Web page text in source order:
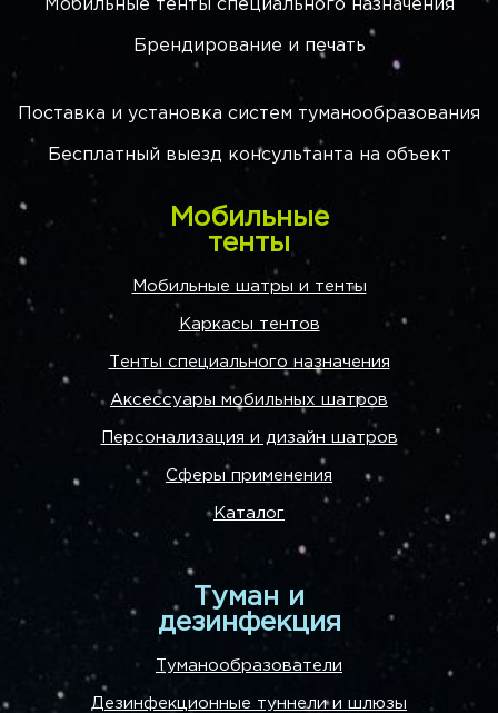
Мобильные тенты специального назначения
Брендирование и печать
Поставка и установка систем туманообразования
Бесплатный выезд консультанта на объект
Мобильные
тенты
Мобильные шатры и тенты
Каркасы тентов
Тенты специального назначения
Аксессуары мобильных шатров
Персонализация и дизайн шатров
Сферы применения
Каталог
Туман и
дезинфекция
Туманообразователи
Дезинфекционные туннели и шлюзы